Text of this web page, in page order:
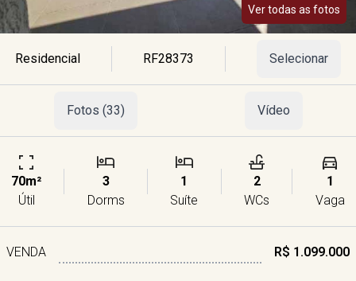
Ver todas as fotos
Residencial RF28373 Selecionar
Fotos (33) Vídeo
70m²
Útil
3
Dorms
1
Suíte
2
WCs
1
Vaga
VENDA R$ 1.099.000